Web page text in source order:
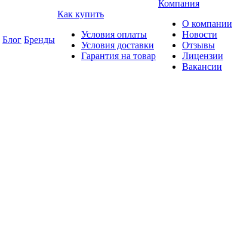
Блог Бренды
Как купить
Условия оплаты
Условия доставки
Гарантия на товар
Компания
О компании
Новости
Отзывы
Лицензии
Вакансии